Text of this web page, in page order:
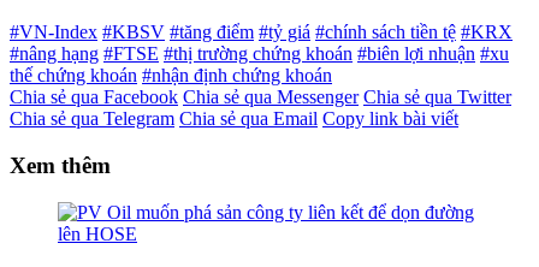
#VN-Index #KBSV #tăng điểm #tỷ giá #chính sách tiền tệ #KRX
#nâng hạng #FTSE #thị trường chứng khoán #biên lợi nhuận #xu
thế chứng khoán #nhận định chứng khoán
Chia sẻ qua Facebook Chia sẻ qua Messenger Chia sẻ qua Twitter
Chia sẻ qua Telegram Chia sẻ qua Email Copy link bài viết
Xem thêm